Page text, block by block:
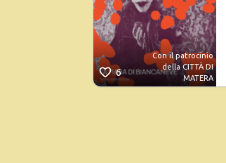
6
Con il patrocinio
della CITTÀ DI
MATERA